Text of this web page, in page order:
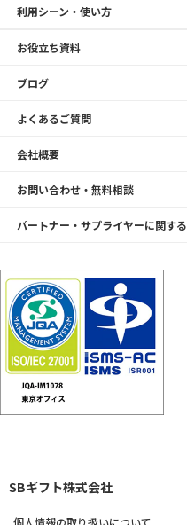
利用シーン・使い方
お役立ち資料
ブログ
よくあるご質問
会社概要
お問い合わせ・無料相談
パートナー・サプライヤーに関す
SBギフト株式会社
個人情報の取り扱いについて